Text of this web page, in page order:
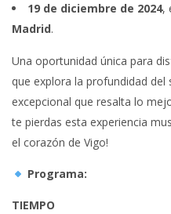
19 de diciembre de 2024,
Madrid.
Una oportunidad única para
que explora la profundidad
excepcional que resalta lo
te pierdas esta experiencia
el corazón de Vigo!
Programa:
TIEMPO